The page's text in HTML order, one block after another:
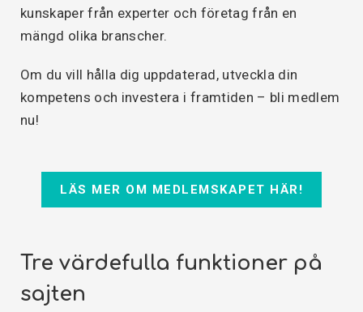
kunskaper från experter och företag från en
mängd olika branscher.
Om du vill hålla dig uppdaterad, utveckla din
kompetens och investera i framtiden – bli medlem
nu!
LÄS MER OM MEDLEMSKAPET HÄR!
Tre värdefulla funktioner på
sajten